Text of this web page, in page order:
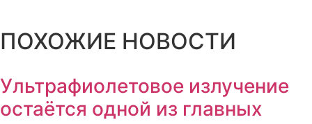
ПОХОЖИЕ НОВОСТИ
Ультрафиолетовое излучение
остаётся одной из главных